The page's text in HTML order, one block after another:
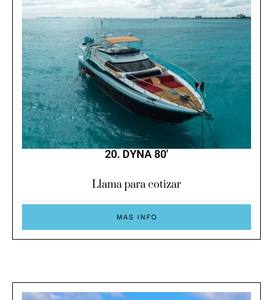
20. DYNA 80′
Llama para cotizar
MAS INFO